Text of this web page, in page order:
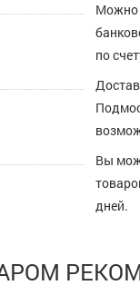
Можно
по
Вы
дней.